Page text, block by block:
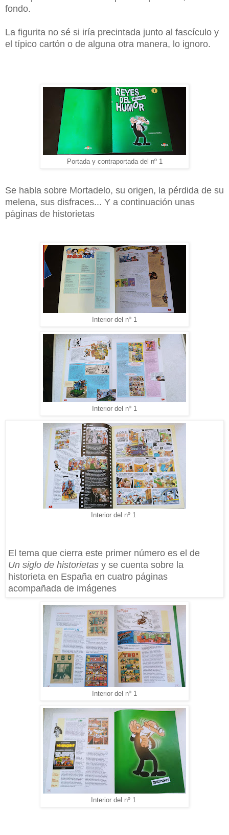
fondo.
La figurita no sé si iría precintada junto al fascículo y
el típico cartón o de alguna otra manera, lo ignoro.
Portada y contraportada del nº 1
Se habla sobre Mortadelo, su origen, la pérdida de su
melena, sus disfraces... Y a continuación unas
páginas de historietas
Interior del nº 1
Interior del nº 1
Interior del nº 1
El tema que cierra este primer número es el de
Un siglo de historietas y se cuenta sobre la
historieta en España en cuatro páginas
acompañada de imágenes
Interior del nº 1
Interior del nº 1